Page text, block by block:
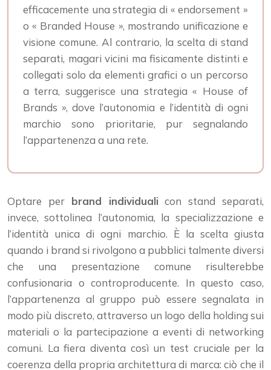
efficacemente una strategia di « endorsement »
o « Branded House », mostrando unificazione e
visione comune. Al contrario, la scelta di stand
separati, magari vicini ma fisicamente distinti e
collegati solo da elementi grafici o un percorso
a terra, suggerisce una strategia « House of
Brands », dove l’autonomia e l’identità di ogni
marchio sono prioritarie, pur segnalando
l’appartenenza a una rete.
Optare per brand individuali con stand separati,
invece, sottolinea l’autonomia, la specializzazione e
l’identità unica di ogni marchio. È la scelta giusta
quando i brand si rivolgono a pubblici talmente diversi
che una presentazione comune risulterebbe
confusionaria o controproducente. In questo caso,
l’appartenenza al gruppo può essere segnalata in
modo più discreto, attraverso un logo della holding sui
materiali o la partecipazione a eventi di networking
comuni. La fiera diventa così un test cruciale per la
coerenza della propria architettura di marca: ciò che il